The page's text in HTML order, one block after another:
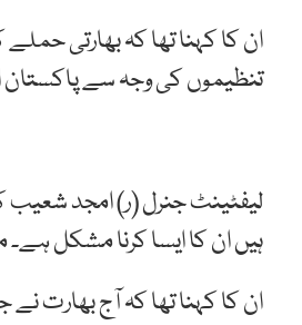
ان کا کہنا تھا کہ بھارتی
تنظیموں کی وجہ سے پاکستان
لیفٹینٹ جنرل (ر) امجد شعیب
ہیں ان کا ایسا کرنا مشکل
ان کا کہنا تھا کہ آج بھارت نے